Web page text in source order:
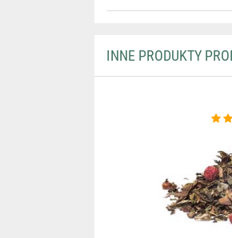
INNE PRODUKTY